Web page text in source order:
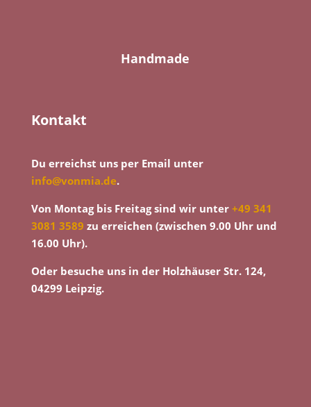
Handmade
Kontakt
Du erreichst uns per Email unter
info@vonmia.de.
Von Montag bis Freitag sind wir unter +49 341
3081 3589 zu erreichen (zwischen 9.00 Uhr und
16.00 Uhr).
Oder besuche uns in der Holzhäuser Str. 124,
04299 Leipzig.